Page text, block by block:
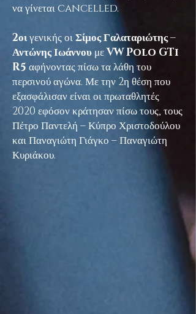
να γίνεται cancelled.
2οιγενικής οιΣίμος Γαλαταριώτης –
Αντώνης Ιωάννου μεVW Polo GTi
R5 αφήνοντας πίσω τα λάθη του
περσινού αγώνα. Με την 2η θέση που
εξασφάλισαν είναι οι πρωταθλητές
2020 εφόσον κράτησαν πίσω τους, τους
Πέτρο Παντελή – Κύπρο Χριστοδούλου
και Παναγιώτη Γιάγκο – Παναγιώτη
Κυριάκου.